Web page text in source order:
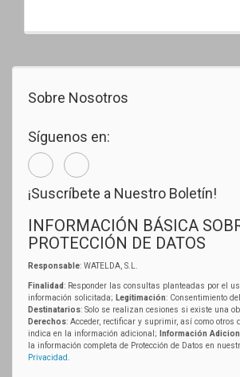
Sobre Nosotros
Síguenos en:
¡Suscríbete a Nuestro Boletín!
INFORMACIÓN BÁSICA
PROTECCIÓN DE DATOS
Responsable: WATELDA, S.L.
Finalidad: Responder las consultas planteadas por el
información solicitada; Legitimación: Consentimiento
Destinatarios: Solo se realizan cesiones si existe una
Derechos: Acceder, rectificar y suprimir, así como otros
indica en la información adicional;
Información
la información completa de Protección de Datos en
Privacidad